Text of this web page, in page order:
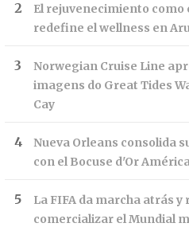
El rejuvenecimiento
redefine el wellness en
Norwegian Cruise Line
imagens do Great Tides
Cay
Nueva Orleans consolida
con el Bocuse d'Or
La FIFA da marcha atrás
comercializar el Mundial